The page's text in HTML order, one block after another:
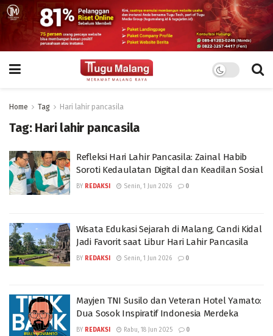
Home Tag Hari lahir pancasila
Tag: Hari lahir pancasila
Refleksi Hari Lahir Pancasila: Zainal Habib
Soroti Kedaulatan Digital dan Keadilan Sosial
BY REDAKSI Senin, 1 Jun 2026 0
Wisata Edukasi Sejarah di Malang, Candi Kidal
Jadi Favorit saat Libur Hari Lahir Pancasila
BY REDAKSI Senin, 1 Jun 2026 0
Mayjen TNI Susilo dan Veteran Hotel Yamato:
Dua Sosok Inspiratif Indonesia Merdeka
BY REDAKSI Rabu, 18 Jun 2025 0